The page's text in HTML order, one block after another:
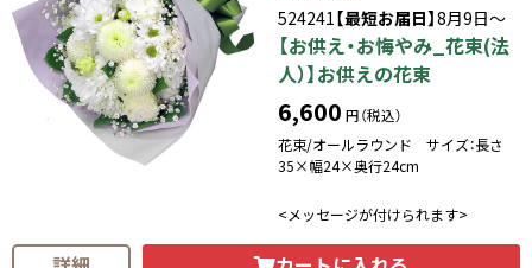
524241【最短お届日】8月9日～
【お供え・お悔やみ_花束(法
人）】お供えの花束
6,600 円（税込）
花束/オールラウンド サイズ：長さ
35×幅24×奥行24cm
<メッセージが付けられます>